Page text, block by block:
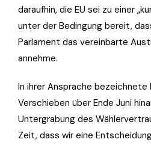
daraufhin, die EU sei zu einer
unter der Bedingung bereit,
Parlament das vereinbarte
annehme.
In ihrer Ansprache bezeichnete
Verschieben über Ende Juni
Untergrabung des
Zeit, dass wir eine